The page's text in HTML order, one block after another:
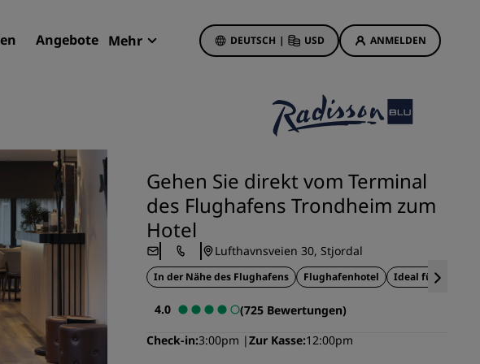
Angebote Mehr DEUTSCH | USD ANMELDEN
Apartments
geplante Hotels
und
Sie Radisson Meetings
Hotelangebote
Bonus für die erste Buchung
Deals of the Day
Unsere Angebote anzeigen
Reisevorschläge
Familienfreundliche Hotels
Gehen Sie direkt vom Terminal
des Flughafens Trondheim zum
Hotel
Lufthavnsveien 30, Stjordal
In der Nähe des Flughafens Flughafenhotel Ideal für
4.0
(725 Bewertungen)
Check-in 3:00pm Zur Kasse 12:00pm